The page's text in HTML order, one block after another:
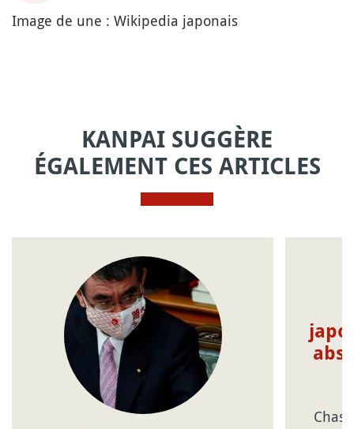
Image de une : Wikipedia japonais
KANPAI SUGGÈRE
ÉGALEMENT CES ARTICLES